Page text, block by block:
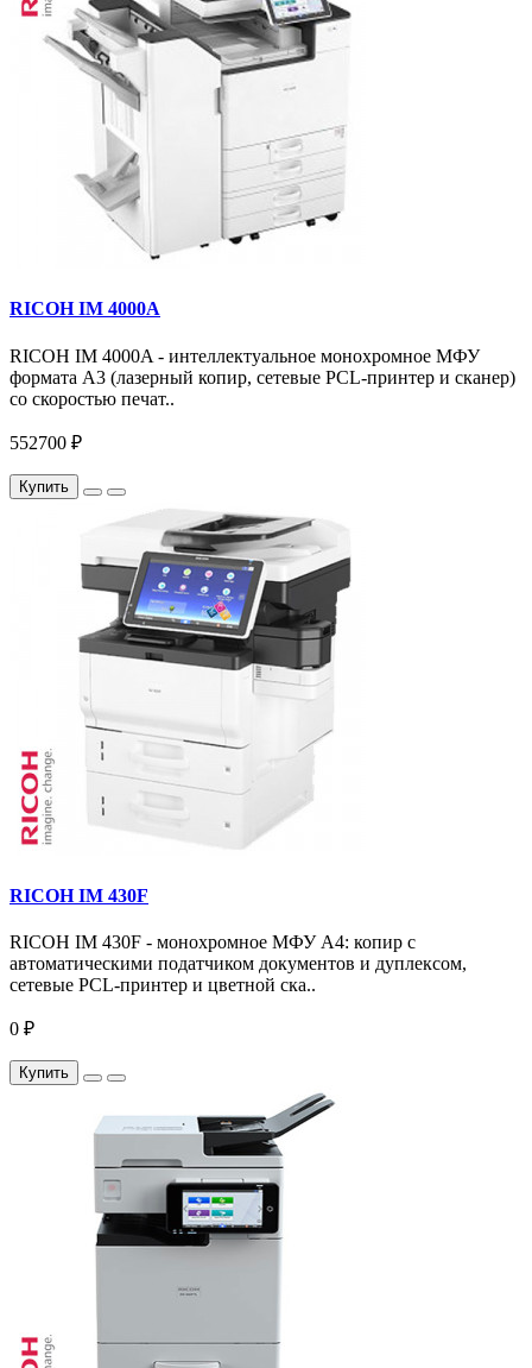
RICOH IM 4000A
RICOH IM 4000A - интеллектуальное монохромное МФУ
формата А3 (лазерный копир, сетевые PCL-принтер и сканер)
со скоростью печат..
552700 ₽
Купить
RICOH IM 430F
RICOH IM 430F - монохромное МФУ A4: копир с
автоматическими податчиком документов и дуплексом,
сетевые PCL-принтер и цветной ска..
0 ₽
Купить